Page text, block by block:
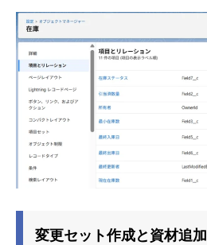
変更セット作成と資材追加